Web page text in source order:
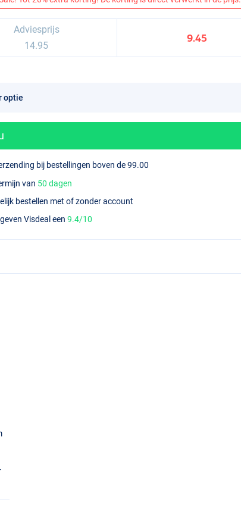
Adviesprijs
14.95
9.45
bij bestellingen boven de 99.00
van 50 dagen
bestellen met of zonder account
Visdeal een9.4/10